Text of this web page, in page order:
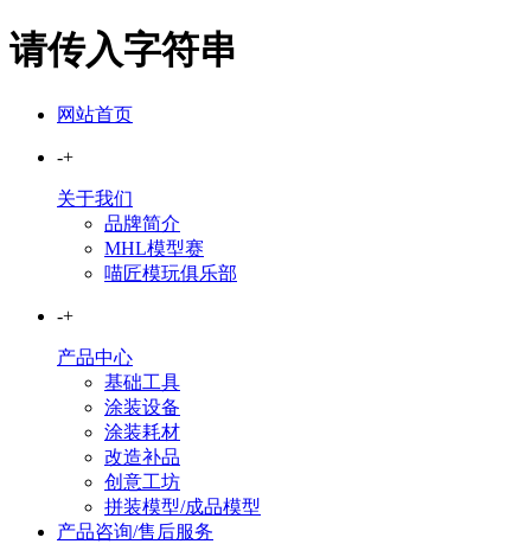
请传入字符串
网站首页
-+
关于我们
品牌简介
MHL模型赛
喵匠模玩俱乐部
-+
产品中心
基础工具
涂装设备
涂装耗材
改造补品
创意工坊
拼装模型/成品模型
产品咨询/售后服务